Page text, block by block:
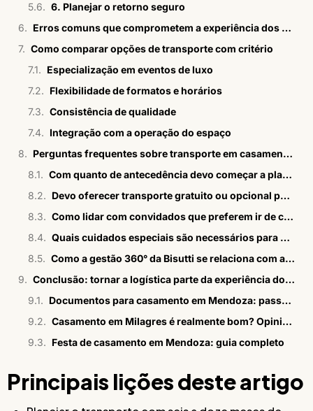
6. Planejar o retorno seguro
Erros comuns que comprometem a experiência dos convidados
Como comparar opções de transporte com critério
Especialização em eventos de luxo
Flexibilidade de formatos e horários
Consistência de qualidade
Integração com a operação do espaço
Perguntas frequentes sobre transporte em casamentos no campo
Com quanto de antecedência devo começar a planejar o transporte para um casamento no campo?
Devo oferecer transporte gratuito ou opcional para os convidados?
Como lidar com convidados que preferem ir de carro próprio até o espaço?
Quais cuidados especiais são necessários para convidados idosos ou com mobilidade reduzida?
Como a gestão 360° da Bisutti se relaciona com a logística de transporte em casamentos no campo?
Conclusão: tornar a logística parte da experiência do convidado
Documentos para casamento em Mendoza: passo a passo em 2026
Casamento em Milagres é realmente bom? Opiniões sinceras
Festa de casamento em Mendoza: guia completo
Principais lições deste artigo